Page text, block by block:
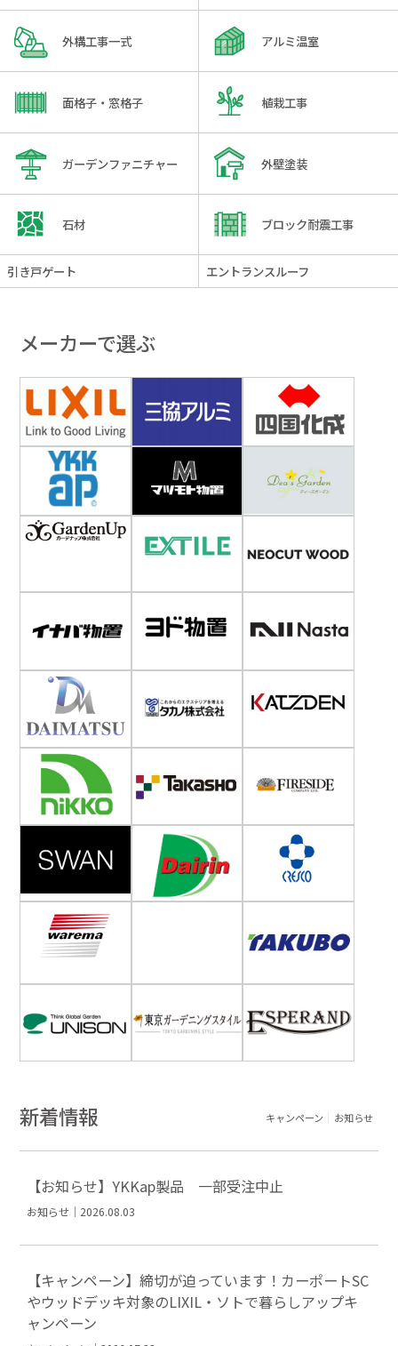
外構工事一式 アルミ温室
面格子・窓格子 植栽工事
ガーデンファニチャー 外壁塗装
石材 ブロック耐震工事
引き戸ゲート エントランスルーフ
メーカーで選ぶ
新着情報 キャンペーン お知らせ
【お知らせ】YKKap製品 一部受注中止
お知らせ｜2026.08.03
【キャンペーン】締切が迫っています！カーポートSC
やウッドデッキ対象のLIXIL・ソトで暮らしアップキ
ャンペーン